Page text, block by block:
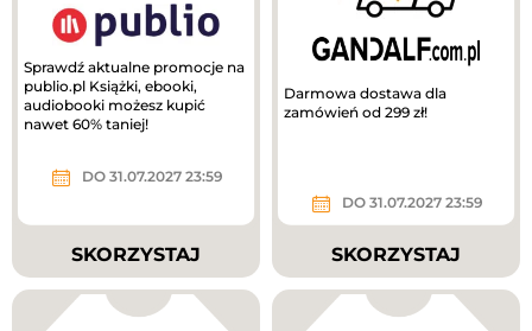
Sprawdź aktualne promocje na
publio.pl Książki, ebooki,
audiobooki możesz kupić
nawet 60% taniej!
DO 31.07.2027 23:59
SKORZYSTAJ
Darmowa dostawa dla
zamówień od 299 zł!
DO 31.07.2027 23:59
SKORZYSTAJ